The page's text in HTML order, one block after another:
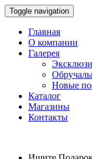
Toggle navigation
Главная
О компании
Галерея
Новые
Каталог
Магазины
Контакты